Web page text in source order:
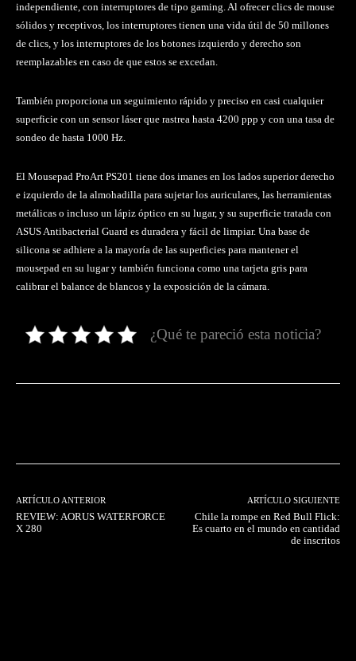
independiente, con interruptores de tipo gaming. Al ofrecer clics de mouse
sólidos y receptivos, los interruptores tienen una vida útil de 50 millones
de clics, y los interruptores de los botones izquierdo y derecho son
reemplazables en caso de que estos se excedan.
También proporciona un seguimiento rápido y preciso en casi cualquier
superficie con un sensor láser que rastrea hasta 4200 ppp y con una tasa de
sondeo de hasta 1000 Hz.
El Mousepad ProArt PS201 tiene dos imanes en los lados superior derecho
e izquierdo de la almohadilla para sujetar los auriculares, las herramientas
metálicas o incluso un lápiz óptico en su lugar, y su superficie tratada con
ASUS Antibacterial Guard es duradera y fácil de limpiar. Una base de
silicona se adhiere a la mayoría de las superficies para mantener el
mousepad en su lugar y también funciona como una tarjeta gris para
calibrar el balance de blancos y la exposición de la cámara.
¿Qué te pareció esta noticia?
ARTÍCULO ANTERIOR
REVIEW: AORUS WATERFORCE
X 280
ARTÍCULO SIGUIENTE
Chile la rompe en Red Bull Flick:
Es cuarto en el mundo en cantidad
de inscritos